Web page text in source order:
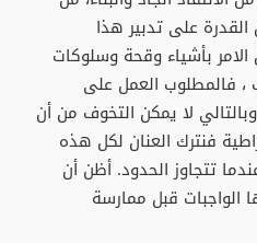
القدرة على تدبير هذا
بأشياء وقحة وسلوكات
، فالمطلوب العمل على
لا يمكن التخوف من أن
فنترك العنان لكل هذه
تتجاوز الحدود. أظن أن
قبل ممارسة